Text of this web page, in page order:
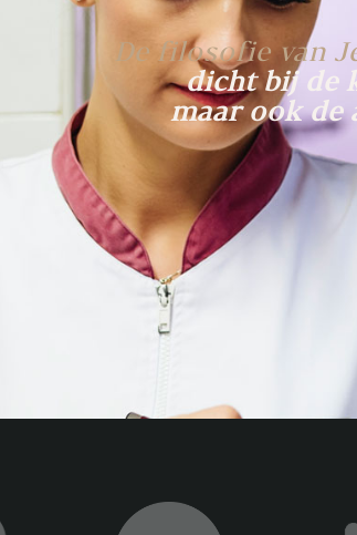
De filosofie van
dicht bij de
maar ook de